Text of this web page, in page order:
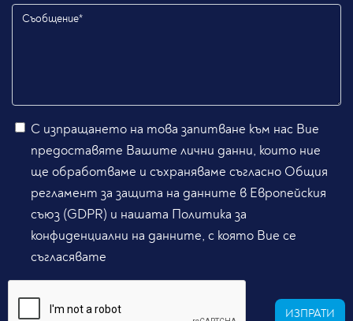
С изпращането на това запитване към нас Вие
предоставяте Вашите лични данни, които ние
ще обработваме и съхраняваме съгласно Общия
регламент за защита на данните в Европейския
съюз (GDPR) и нашата Политика за
конфиденциални на данните, с която Вие се
съгласявате
ИЗПРАТИ